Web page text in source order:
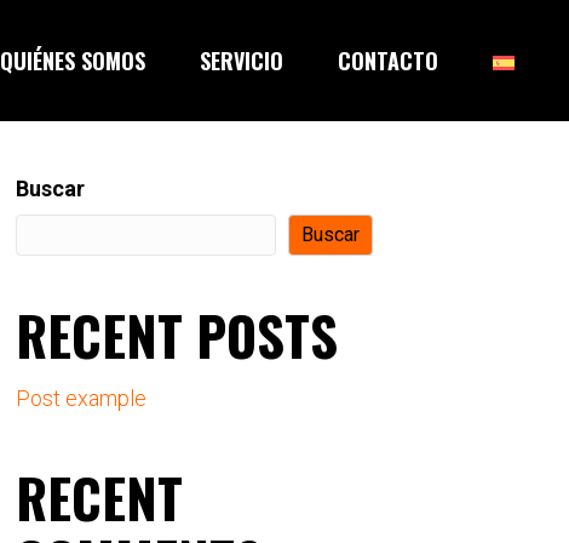
QUIÉNES SOMOS SERVICIO CONTACTO
Buscar
Buscar
RECENT POSTS
Post example
RECENT